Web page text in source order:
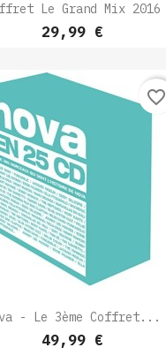
Le Grand Mix 2016
Prix
29,99 €
- Le 3ème Coffret...
Prix
49,99 €
favorite_border